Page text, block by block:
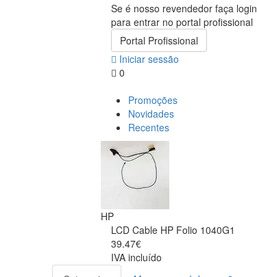
Se é nosso revendedor faça login
para entrar no portal profissional
Portal Profissional
Iniciar sessão
0
Promoções
Novidades
Recentes
HP
LCD Cable HP Folio 1040G1
39.47€
IVA incluído